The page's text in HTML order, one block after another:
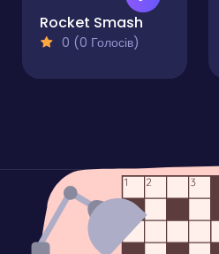
Rocket Smash
0 (0 Голосів)